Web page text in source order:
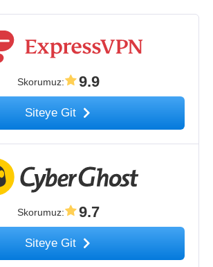
Skorumuz: 9.9
Siteye Git
Skorumuz: 9.7
Siteye Git